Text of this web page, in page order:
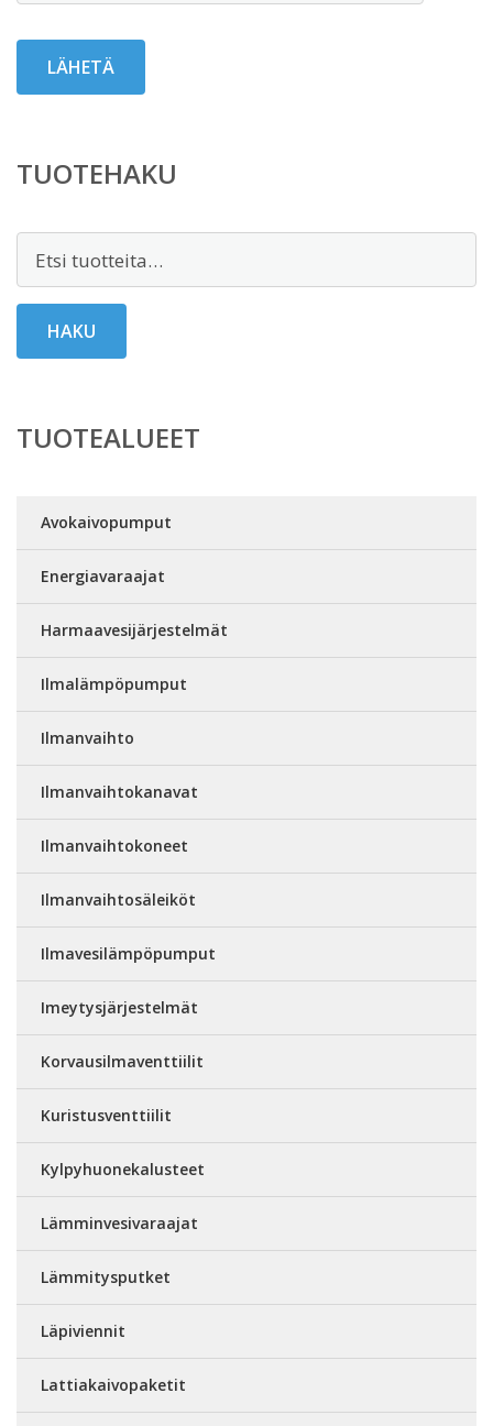
TUOTEHAKU
HAKU
TUOTEALUEET
Avokaivopumput
Energiavaraajat
Harmaavesijärjestelmät
Ilmalämpöpumput
Ilmanvaihto
Ilmanvaihtokanavat
Ilmanvaihtokoneet
Ilmanvaihtosäleiköt
Ilmavesilämpöpumput
Imeytysjärjestelmät
Korvausilmaventtiilit
Kuristusventtiilit
Kylpyhuonekalusteet
Lämminvesivaraajat
Lämmitysputket
Läpiviennit
Lattiakaivopaketit